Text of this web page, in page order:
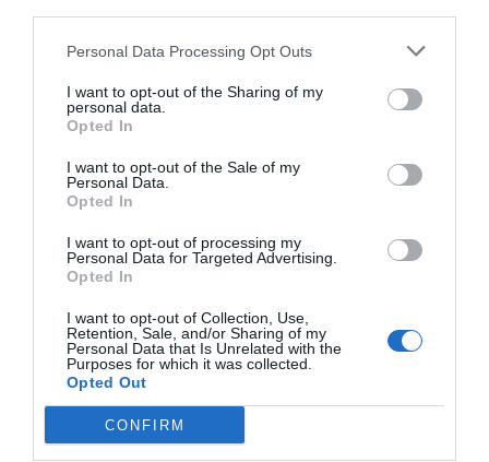
Personal Data Processing Opt Outs
I want to opt-out of the Sharing of my
personal data.
Opted In
I want to opt-out of the Sale of my
Personal Data.
Opted In
I want to opt-out of processing my
Personal Data for Targeted Advertising.
Opted In
I want to opt-out of Collection, Use,
Retention, Sale, and/or Sharing of my
Personal Data that Is Unrelated with the
Purposes for which it was collected.
Opted Out
CONFIRM
El empleo deportivo supera números
prepandemia: 229.100 personas y un 45,5% de
mujeres